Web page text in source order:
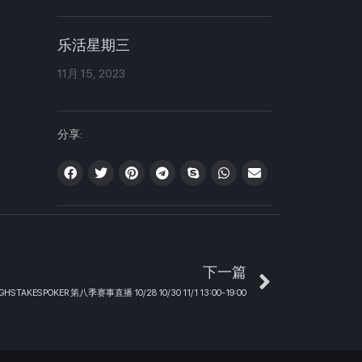
乐活星期三
11月 15, 2023
分享:
下一篇
第八季赛事直播 10/28 10/30 11/1 13:00-19:00